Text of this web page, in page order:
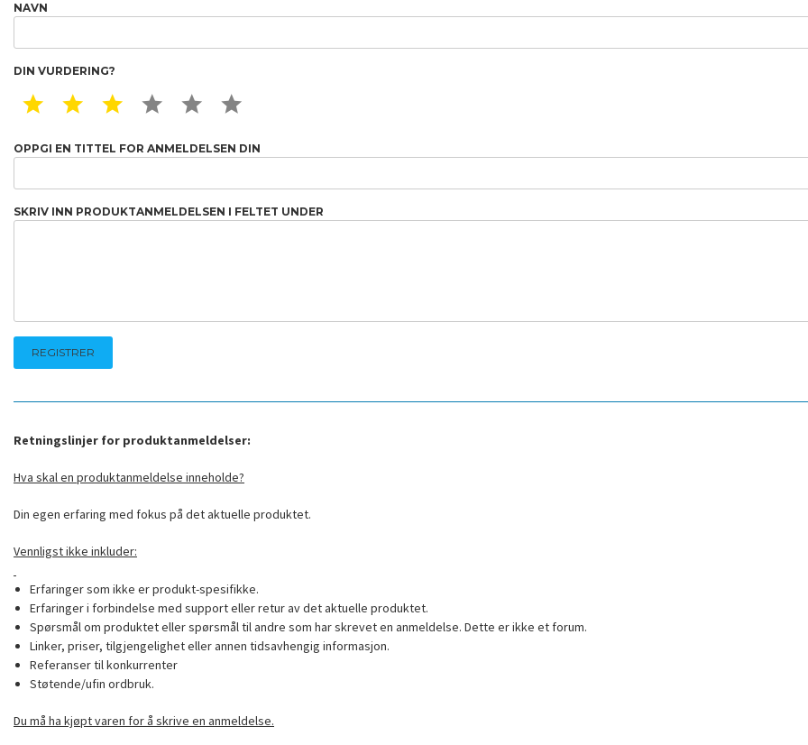
NAVN
DIN VURDERING?
1 STAR2 STAR3 STAR4 STAR5 STAR
OPPGI EN TITTEL FOR ANMELDELSEN DIN
SKRIV INN PRODUKTANMELDELSEN I FELTET UNDER
Retningslinjer for produktanmeldelser:
Hva skal en produktanmeldelse inneholde?
Din egen erfaring med fokus på det aktuelle produktet.
Vennligst ikke inkluder:
Erfaringer som ikke er produkt-spesifikke.
Erfaringer i forbindelse med support eller retur av det aktuelle produktet.
Spørsmål om produktet eller spørsmål til andre som har skrevet en anmeldelse. Dette er ikke et forum.
Linker, priser, tilgjengelighet eller annen tidsavhengig informasjon.
Referanser til konkurrenter
Støtende/ufin ordbruk.
Du må ha kjøpt varen for å skrive en anmeldelse.